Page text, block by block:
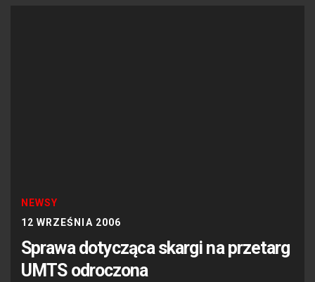
NEWSY
12 WRZEŚNIA 2006
Sprawa dotycząca skargi na przetarg
UMTS odroczona